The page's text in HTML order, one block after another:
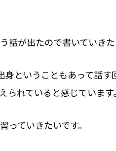
が出たので書いていきた
ということもあって話す
れていると感じています。
ていきたいです。